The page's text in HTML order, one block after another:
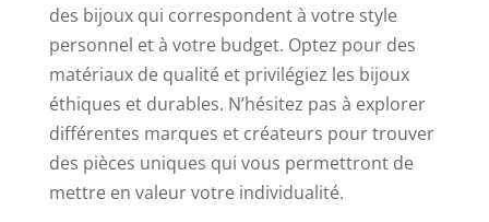
des bijoux qui correspondent à votre style
personnel et à votre budget. Optez pour des
matériaux de qualité et privilégiez les bijoux
éthiques et durables. N’hésitez pas à explorer
différentes marques et créateurs pour trouver
des pièces uniques qui vous permettront de
mettre en valeur votre individualité.